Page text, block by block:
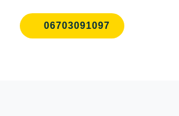
06703091097